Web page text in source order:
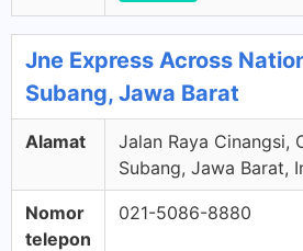
Jne Express Across
Subang, Jawa Barat
Alamat
Jalan Raya Cinangsi,
Subang, Jawa Barat,
Nomor
telepon
021-5086-8880